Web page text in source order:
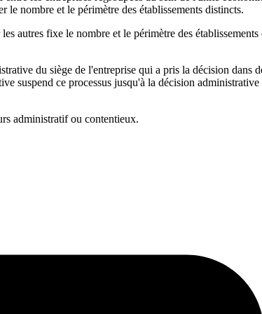
nombre et le périmètre des établissements distincts.
autres fixe le nombre et le périmètre des
du siège de l'entreprise qui a pris la décision dans
suspend ce processus jusqu'à la décision
administratif ou contentieux.